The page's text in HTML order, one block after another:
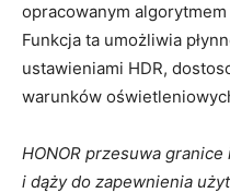
opracowanym
Funkcja ta umożliwia
ustawieniami HDR,
warunków
HONOR przesuwa
i dąży do zapewnienia